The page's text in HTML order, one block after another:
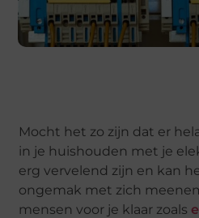
Mocht het zo zijn dat er
in je huishouden met je
erg vervelend zijn en kan
ongemak met zich
mensen voor je klaar zoals